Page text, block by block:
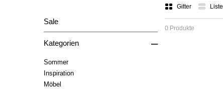
Gitter Liste
0 Produkte
Sale
Kategorien –
Sommer
Inspiration
Möbel